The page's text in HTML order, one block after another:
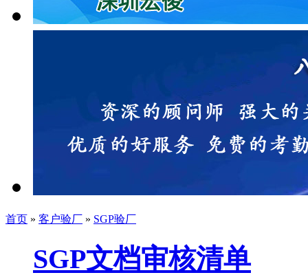
首页 » 客户验厂 » SGP验厂
SGP文档审核清单